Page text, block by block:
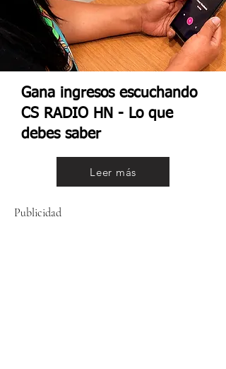
Gana ingresos escuchando
CS RADIO HN - Lo que
debes saber
Leer más
Publicidad